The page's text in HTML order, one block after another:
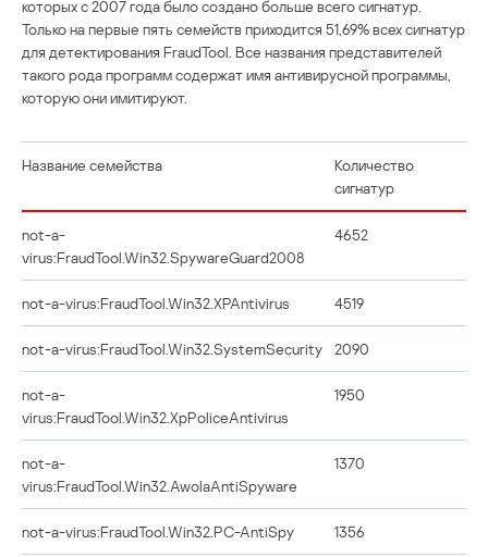
которых с 2007 года было создано больше всего сигнатур.
Только на первые пять семейств приходится 51,69% всех сигнатур
для детектирования FraudTool. Все названия представителей
такого рода программ содержат имя антивирусной программы,
которую они имитируют.
Название семейства
Количество
сигнатур
not-a-
virus:FraudTool.Win32.SpywareGuard2008
4652
not-a-virus:FraudTool.Win32.XPAntivirus 4519
not-a-virus:FraudTool.Win32.SystemSecurity 2090
not-a-
virus:FraudTool.Win32.XpPoliceAntivirus
1950
not-a-
virus:FraudTool.Win32.AwolaAntiSpyware
1370
not-a-virus:FraudTool.Win32.PC-AntiSpy 1356